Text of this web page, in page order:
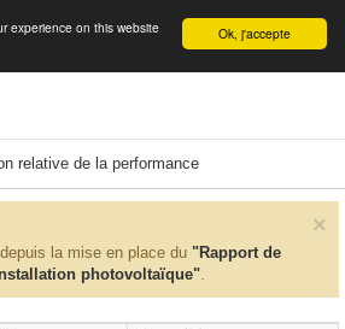
English Ok, j'accepte
experience on this website
relative de la performance
×
la mise en place du "Rapport de
photovoltaïque".